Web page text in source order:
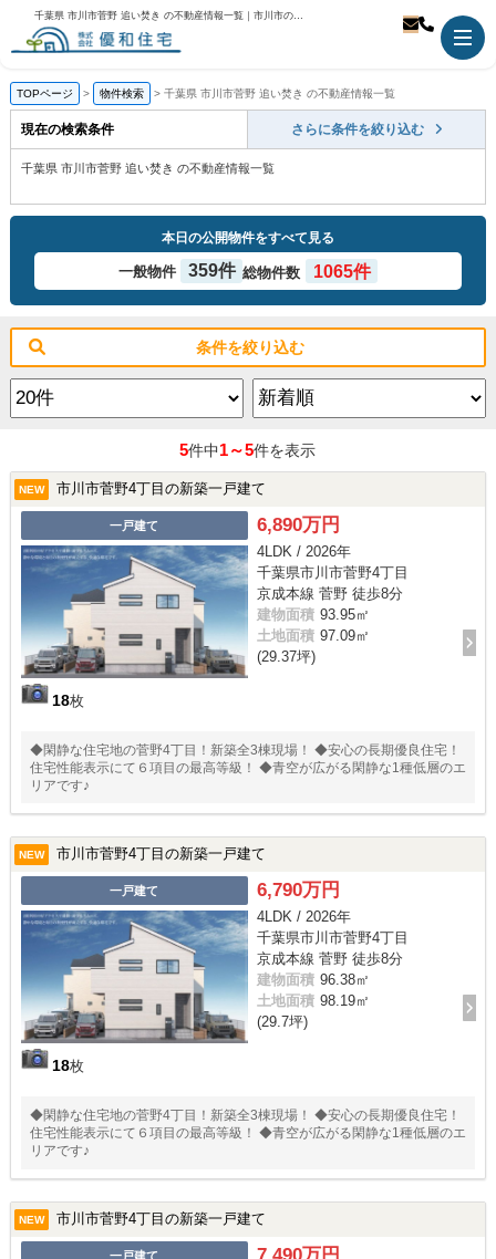
千葉県 市川市菅野 追い焚き の不動産情報一覧｜市川市の不動産のことなら優和住宅
TOPページ 物件検索 千葉県 市川市菅野 追い焚き の不動産情報一覧
現在の検索条件 さらに条件を絞り込む
千葉県 市川市菅野 追い焚き の不動産情報一覧
本日の公開物件をすべて見る
一般物件 359件 総物件数 1065件
条件を絞り込む
5件中1～5件を表示
NEW 市川市菅野4丁目の新築一戸建て
一戸建て
18枚
6,890万円
4LDK / 2026年
千葉県市川市菅野4丁目
京成本線 菅野 徒歩8分
建物面積 93.95㎡
土地面積 97.09㎡
(29.37坪)
◆閑静な住宅地の菅野4丁目！新築全3棟現場！ ◆安心の長期優良住宅！
住宅性能表示にて６項目の最高等級！ ◆青空が広がる閑静な1種低層のエ
リアです♪
NEW 市川市菅野4丁目の新築一戸建て
一戸建て
18枚
6,790万円
4LDK / 2026年
千葉県市川市菅野4丁目
京成本線 菅野 徒歩8分
建物面積 96.38㎡
土地面積 98.19㎡
(29.7坪)
◆閑静な住宅地の菅野4丁目！新築全3棟現場！ ◆安心の長期優良住宅！
住宅性能表示にて６項目の最高等級！ ◆青空が広がる閑静な1種低層のエ
リアです♪
NEW 市川市菅野4丁目の新築一戸建て
一戸建て